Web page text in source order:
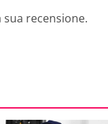
sua recensione.